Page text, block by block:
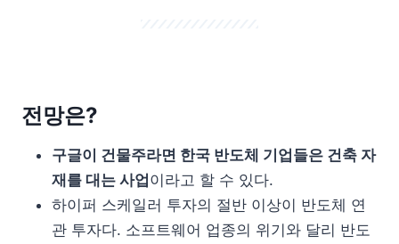
전망은?
구글이 건물주라면 한국 반도체 기업들은 건축 자
재를 대는 사업 이라고 할 수 있다.
하이퍼 스케일러 투자의 절반 이상이 반도체 연
관 투자다. 소프트웨어 업종의 위기와 달리 반도